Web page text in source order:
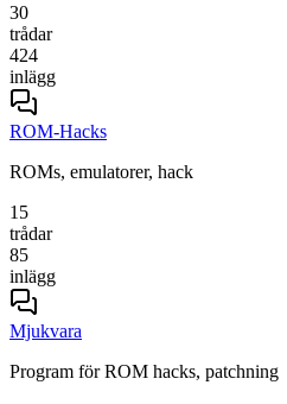
30
trådar
424
inlägg
ROM-Hacks
ROMs, emulatorer, hack
15
trådar
85
inlägg
Mjukvara
Program för ROM hacks, patchning